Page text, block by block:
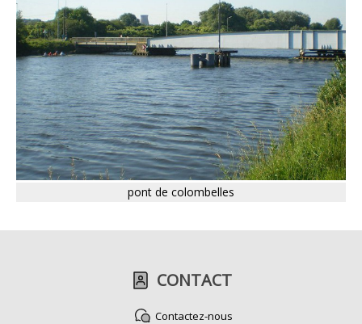
pont de colombelles
CONTACT
Contactez-nous